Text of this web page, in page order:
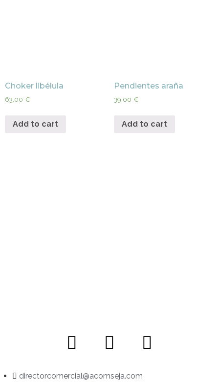
Choker libélula
63,00 €
Add to cart
Pendientes araña
39,00 €
Add to cart
directorcomercial@acomseja.com